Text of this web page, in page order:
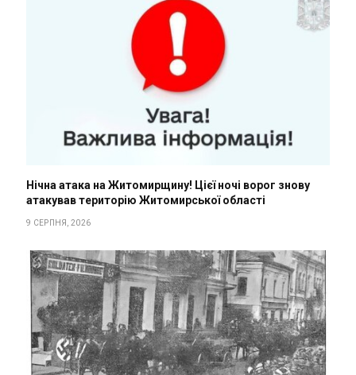
Нічна атака на Житомирщину! Цієї ночі ворог знову
атакував територію Житомирської області
9 СЕРПНЯ, 2026